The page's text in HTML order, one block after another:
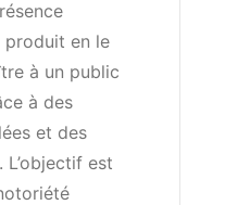
produit en le
à un public
à des
et des
L’objectif est